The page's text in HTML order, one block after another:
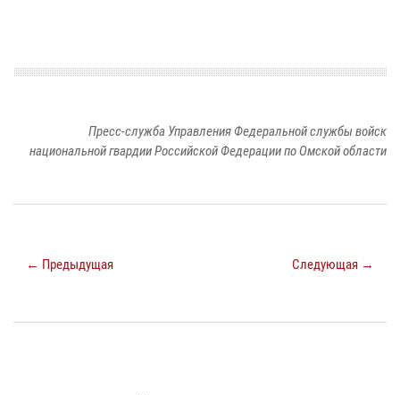
Пресс-служба Управления Федеральной службы войск
национальной гвардии Российской Федерации по Омской области
← Предыдущая Следующая →